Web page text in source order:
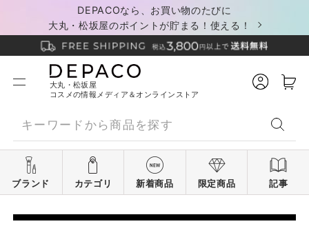
DEPACOなら、お買い物のたびに
大丸・松坂屋のポイントが貯まる！使える！
大丸・松坂屋
コスメの情報メディア＆オンラインストア
ブランド カテゴリ 新着商品 限定商品 記事